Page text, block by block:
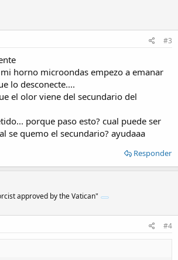
#3
horno microondas empezo a emanar
lo desconecte....
el olor viene del secundario del
porque paso esto? cual puede ser
se quemo el secundario? ayudaaa
Responder
approved by the Vatican"
#4